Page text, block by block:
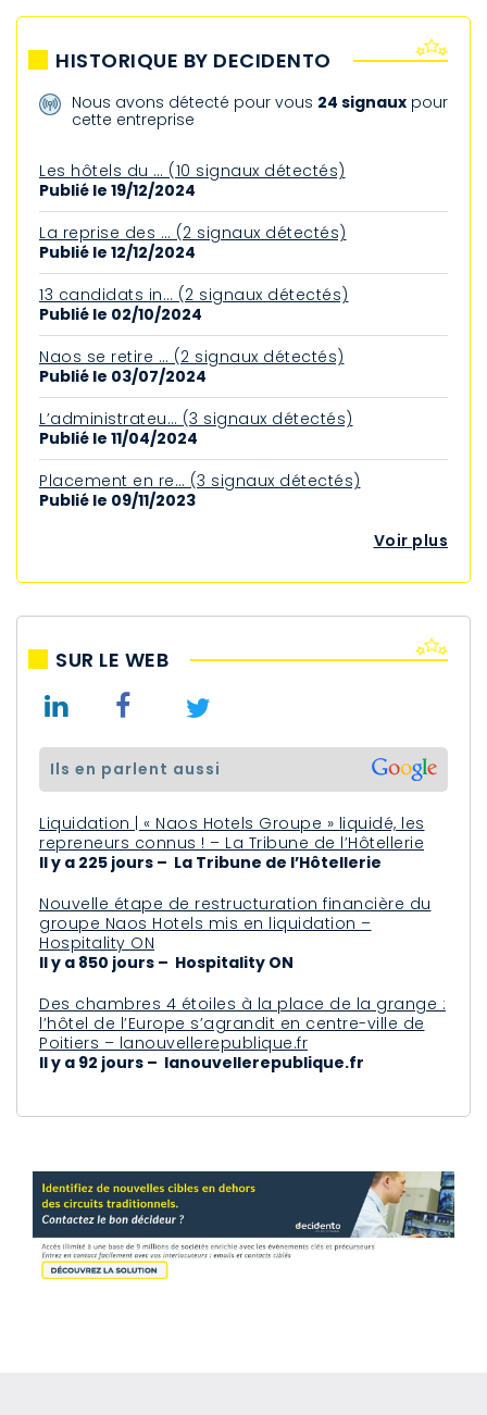
HISTORIQUE BY DECIDENTO
Nous avons détecté pour vous 24 signaux pour
cette entreprise
Les hôtels du … (10 signaux détectés)
Publié le 19/12/2024
La reprise des … (2 signaux détectés)
Publié le 12/12/2024
13 candidats in… (2 signaux détectés)
Publié le 02/10/2024
Naos se retire … (2 signaux détectés)
Publié le 03/07/2024
L’administrateu… (3 signaux détectés)
Publié le 11/04/2024
Placement en re… (3 signaux détectés)
Publié le 09/11/2023
Voir plus
SUR LE WEB
ils en parlent aussi
Liquidation | « Naos Hotels Groupe » liquidé, les
repreneurs connus ! – La Tribune de l’Hôtellerie
Il y a 225 jours – La Tribune de l’Hôtellerie
Nouvelle étape de restructuration financière du
groupe Naos Hotels mis en liquidation –
Hospitality ON
Il y a 850 jours – Hospitality ON
Des chambres 4 étoiles à la place de la grange :
l’hôtel de l’Europe s’agrandit en centre-ville de
Poitiers – lanouvellerepublique.fr
Il y a 92 jours – lanouvellerepublique.fr